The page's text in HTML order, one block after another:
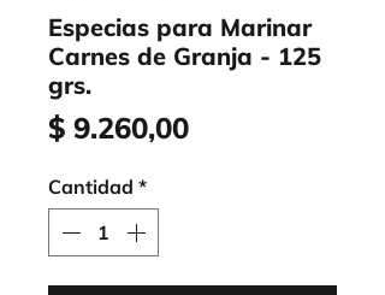
Especias para Marinar
Carnes de Granja - 125
grs.
$ 9.260,00Precio
Cantidad *